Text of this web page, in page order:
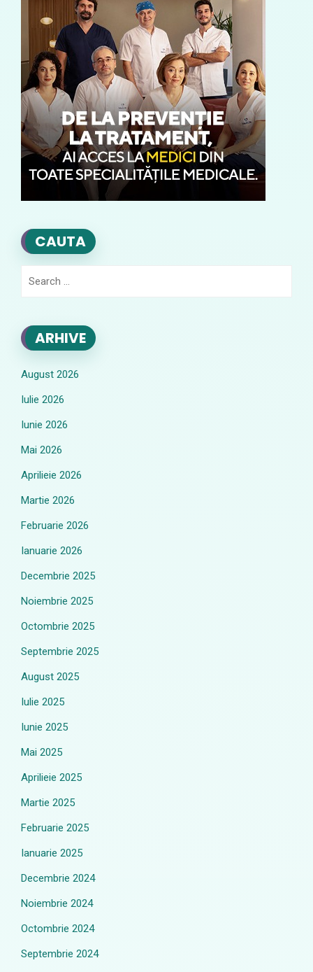
CAUTA
ARHIVE
August 2026
Iulie 2026
Iunie 2026
Mai 2026
Aprilieie 2026
Martie 2026
Februarie 2026
Ianuarie 2026
Decembrie 2025
Noiembrie 2025
Octombrie 2025
Septembrie 2025
August 2025
Iulie 2025
Iunie 2025
Mai 2025
Aprilieie 2025
Martie 2025
Februarie 2025
Ianuarie 2025
Decembrie 2024
Noiembrie 2024
Octombrie 2024
Septembrie 2024